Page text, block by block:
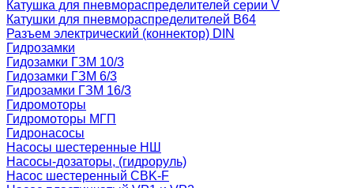
Катушка для пневмораспределителей серии V
Катушки для пневмораспределителей В64
Разъем электрический (коннектор) DIN
Гидрозамки
Гидозамки ГЗМ 10/3
Гидозамки ГЗМ 6/3
Гидрозамки ГЗМ 16/3
Гидромоторы
Гидромоторы МГП
Гидронасосы
Насосы шестеренные НШ
Насосы-дозаторы, (гидроруль)
Насос шестеренный CBK-F